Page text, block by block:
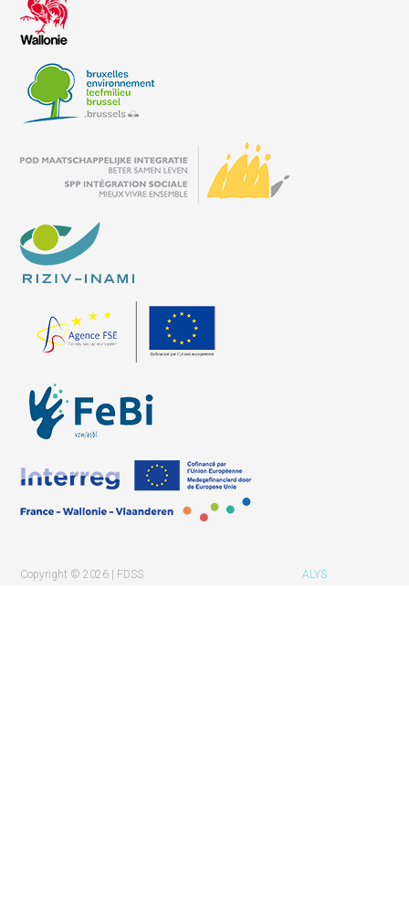
Copyright © 2026 | FDSS ALYS